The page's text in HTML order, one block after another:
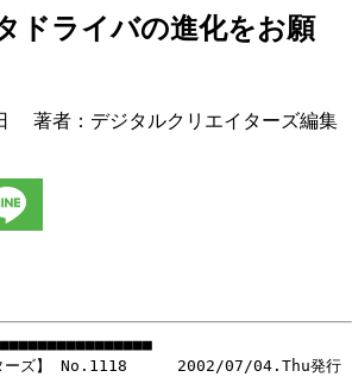
ドライバの進化をお願
著者： デジタルクリエイターズ編集
イターズ】 No.1118 2002/07/04.Thu発行